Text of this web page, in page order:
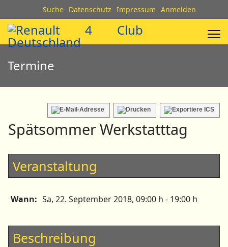
Suche Datenschutz Impressum Anmelden
Termine
Spätsommer Werkstatttag
Veranstaltung
Wann: Sa, 22. September 2018, 09:00 h - 19:00 h
Beschreibung